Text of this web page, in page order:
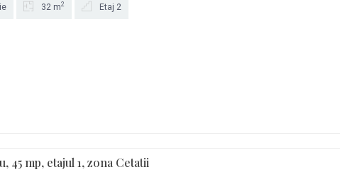
32 m2 Etaj 2
45 mp, etajul 1, zona Cetatii